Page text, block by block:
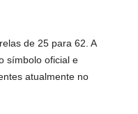
de 25 para 62. A
símbolo oficial e
atualmente no